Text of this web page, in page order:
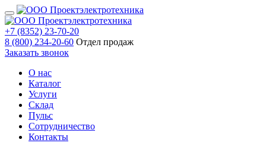
+7 (8352) 23-70-20
8 (800) 234-20-60 Отдел продаж
Заказать звонок
О нас
Каталог
Услуги
Склад
Пульс
Сотрудничество
Контакты